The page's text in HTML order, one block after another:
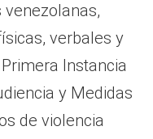
verbales y
Instancia
y Medidas
de violencia